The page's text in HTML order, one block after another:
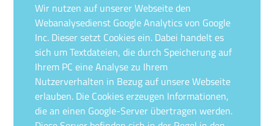
Wir nutzen auf unserer Webseite den
Webanalysedienst Google Analytics von Google
Inc. Dieser setzt Cookies ein. Dabei handelt es
sich um Textdateien, die durch Speicherung auf
Ihrem PC eine Analyse zu Ihrem
Nutzerverhalten in Bezug auf unsere Webseite
erlauben. Die Cookies erzeugen Informationen,
die an einen Google-Server übertragen werden.